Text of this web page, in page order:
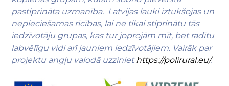
pastiprināta uzmanība. Latvijas lauki iztukšojas un
nepieciešamas rīcības, lai ne tikai stiprinātu tās
iedzīvotāju grupas, kas tur joprojām mīt, bet radītu
labvēlīgu vidi arī jauniem iedzīvotājiem. Vairāk par
projektu angļu valodā uzziniet https://polirural.eu/.